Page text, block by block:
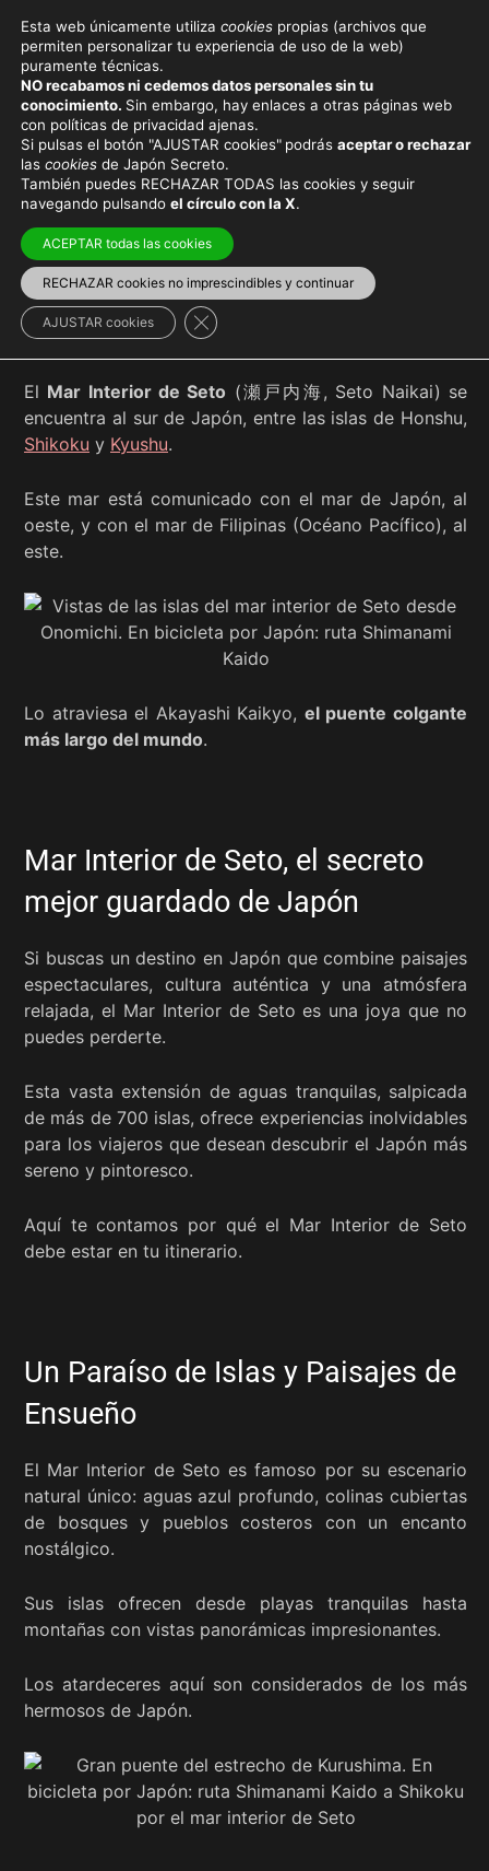
MAR INTERIOR DE SETO
Viaja con el mejor seguro y
Shikoku
El Mar Interior de Seto (瀬戸内海, Seto Naikai) se
encuentra al sur de Japón, entre las islas de Honshu,
Shikoku y Kyushu.
Este mar está comunicado con el mar de Japón, al
oeste, y con el mar de Filipinas (Océano Pacífico), al
este.
Lo atraviesa el Akayashi Kaikyo, el puente colgante
más largo del mundo.
Mar Interior de Seto, el secreto
mejor guardado de Japón
Si buscas un destino en Japón que combine paisajes
espectaculares, cultura auténtica y una atmósfera
relajada, el Mar Interior de Seto es una joya que no
puedes perderte.
Esta vasta extensión de aguas tranquilas, salpicada
de más de 700 islas, ofrece experiencias inolvidables
para los viajeros que desean descubrir el Japón más
sereno y pintoresco.
Aquí te contamos por qué el Mar Interior de Seto
debe estar en tu itinerario.
Un Paraíso de Islas y Paisajes de
Ensueño
El Mar Interior de Seto es famoso por su escenario
natural único: aguas azul profundo, colinas cubiertas
de bosques y pueblos costeros con un encanto
nostálgico.
Sus islas ofrecen desde playas tranquilas hasta
montañas con vistas panorámicas impresionantes.
Los atardeceres aquí son considerados de los más
hermosos de Japón.
Esta web únicamente utiliza cookies propias (archivos que
permiten personalizar tu experiencia de uso de la web)
puramente técnicas.
NO recabamos ni cedemos datos personales sin tu
conocimiento. Sin embargo, hay enlaces a otras páginas web
con políticas de privacidad ajenas.
Si pulsas el botón "AJUSTAR cookies" podrás aceptar o rechazar
las cookies de Japón Secreto.
También puedes RECHAZAR TODAS las cookies y seguir
navegando pulsando el círculo con la X.
ACEPTAR todas las cookies
RECHAZAR cookies no imprescindibles y continuar
AJUSTAR cookies Cerrar el banner de cookies RGPD